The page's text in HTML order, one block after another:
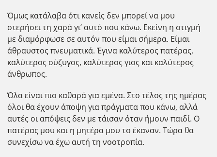
Όμως κατάλαβα ότι κανείς δεν μπορεί να μου
στερήσει τη χαρά γι’ αυτό που κάνω. Εκείνη η στιγμή
με διαμόρφωσε σε αυτόν που είμαι σήμερα. Είμαι
άθραυστος πνευματικά. Έγινα καλύτερος πατέρας,
καλύτερος σύζυγος, καλύτερος γιος και καλύτερος
άνθρωπος.
Όλα είναι πιο καθαρά για εμένα. Στο τέλος της ημέρας
όλοι θα έχουν άποψη για πράγματα που κάνω, αλλά
αυτές οι απόψεις δεν με τάισαν όταν ήμουν παιδί. Ο
πατέρας μου και η μητέρα μου το έκαναν. Τώρα θα
συνεχίσω να έχω αυτή τη νοοτροπία.